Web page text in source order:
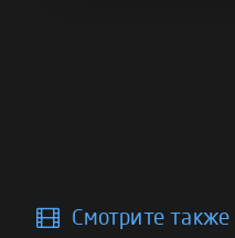
Смотрите также